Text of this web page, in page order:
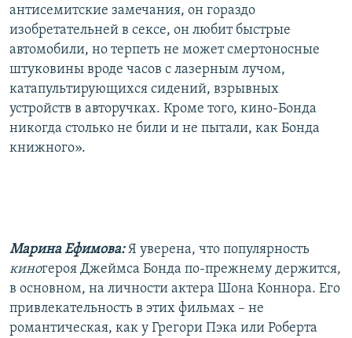
антисемитские замечания, он гораздо
изобретательней в сексе, он любит быстрые
автомобили, но терпеть не может смертоносные
штуковины вроде часов с лазерным лучом,
катапультирующихся сидений, взрывных
устройств в авторучках. Кроме того, кино-Бонда
никогда столько не били и не пытали, как Бонда
книжного».
Марина Ефимова:Я уверена, что популярность
киногероя Джеймса Бонда по-прежнему держится,
в основном, на личности актера Шона Коннора. Его
привлекательность в этих фильмах – не
романтическая, как у Грегори Пэка или Роберта